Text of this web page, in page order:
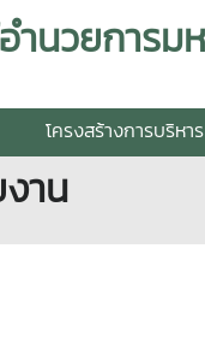
โครงสร้างการบริหาร
าน